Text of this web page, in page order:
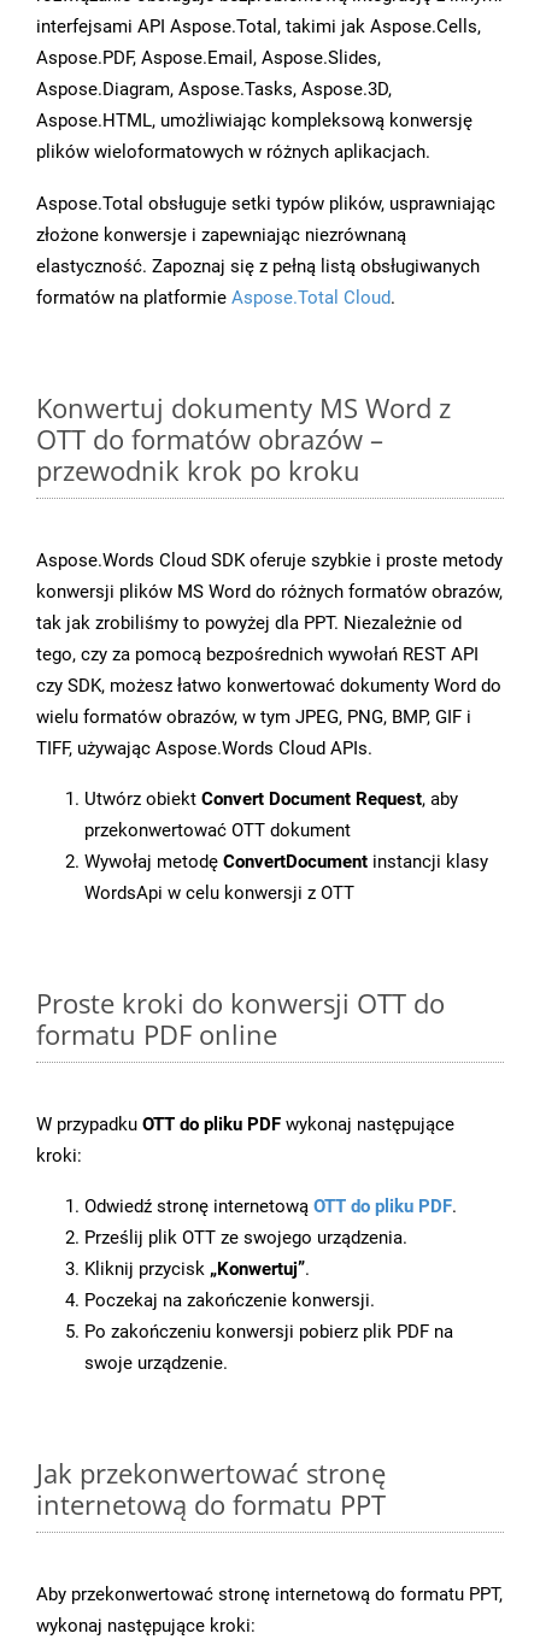
interfejsami API Aspose.Total, takimi jak Aspose.Cells,
Aspose.PDF, Aspose.Email, Aspose.Slides,
Aspose.Diagram, Aspose.Tasks, Aspose.3D,
Aspose.HTML, umożliwiając kompleksową konwersję
plików wieloformatowych w różnych aplikacjach.
Aspose.Total obsługuje setki typów plików, usprawniając
złożone konwersje i zapewniając niezrównaną
elastyczność. Zapoznaj się z pełną listą obsługiwanych
formatów na platformie Aspose.Total Cloud.
Konwertuj dokumenty MS Word z
OTT do formatów obrazów –
przewodnik krok po kroku
Aspose.Words Cloud SDK oferuje szybkie i proste metody
konwersji plików MS Word do różnych formatów obrazów,
tak jak zrobiliśmy to powyżej dla PPT. Niezależnie od
tego, czy za pomocą bezpośrednich wywołań REST API
czy SDK, możesz łatwo konwertować dokumenty Word do
wielu formatów obrazów, w tym JPEG, PNG, BMP, GIF i
TIFF, używając Aspose.Words Cloud APIs.
Utwórz obiekt Convert Document Request, aby
przekonwertować OTT dokument
Wywołaj metodę ConvertDocument instancji klasy
WordsApi w celu konwersji z OTT
Proste kroki do konwersji OTT do
formatu PDF online
W przypadku OTT do pliku PDF wykonaj następujące
kroki:
Odwiedź stronę internetową OTT do pliku PDF.
Prześlij plik OTT ze swojego urządzenia.
Kliknij przycisk „Konwertuj”.
Poczekaj na zakończenie konwersji.
Po zakończeniu konwersji pobierz plik PDF na
swoje urządzenie.
Jak przekonwertować stronę
internetową do formatu PPT
Aby przekonwertować stronę internetową do formatu PPT,
wykonaj następujące kroki: